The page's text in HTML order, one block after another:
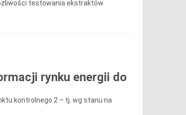
testowania ekstraktów
rynku energii do
kontrolnego 2 – tj. wg stanu na